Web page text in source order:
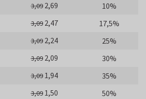
3,09 2,69
10%
3,09 2,47
17,5%
3,09 2,24
25%
3,09 2,09
30%
3,09 1,94
35%
3,09 1,50 50%